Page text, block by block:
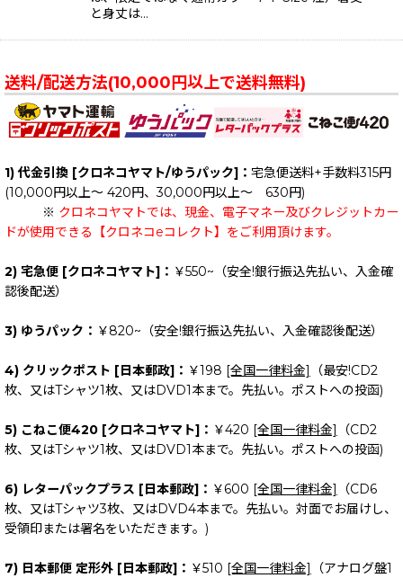
と身丈は…
送料/配送方法(10,000円以上で送料無料)
1) 代金引換 [クロネコヤマト/ゆうパック]： 宅急便送料+手数料315円
(10,000円以上～ 420円、30,000円以上～ 630円)
※ クロネコヤマトでは、現金、電子マネー及びクレジットカー
ドが使用できる【クロネコeコレクト】をご利用頂けます。
2) 宅急便 [クロネコヤマト]： ￥550~（安全!銀行振込先払い、入金確
認後配送）
3) ゆうパック： ￥820~（安全!銀行振込先払い、入金確認後配送）
4) クリックポスト [日本郵政]： ￥198 [全国一律料金]
（最安!CD2
枚、又はTシャツ1枚、又はDVD1本まで。先払い。ポストへの投函)
5) こねこ便420 [クロネコヤマト]： ￥420 [全国一律料金]
（CD2
枚、又はTシャツ1枚、又はDVD1本まで。先払い。ポストへの投函)
6) レターパックプラス [日本郵政]： ￥600 [全国一律料金]
（CD6
枚、又はTシャツ3枚、又はDVD4本まで。先払い。対面でお届けし、
受領印または署名をいただきます。)
7) 日本郵便 定形外 [日本郵政]： ￥510 [全国一律料金]
（アナログ盤1